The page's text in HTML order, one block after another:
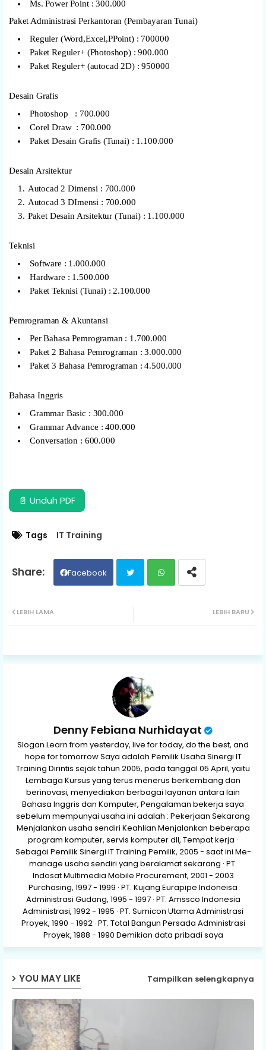
Ms. Power Point : 300.000
Paket Administrasi Perkantoran (Pembayaran Tunai)
Reguler (Word,Excel,PPoint) : 700000
Paket Reguler+ (Photoshop) : 900.000
Paket Reguler+ (autocad 2D) : 950000
Desain Grafis
Photoshop : 700.000
Corel Draw : 700.000
Paket Desain Grafis (Tunai) : 1.100.000
Desain Arsitektur
Autocad 2 Dimensi : 700.000
Autocad 3 DImensi : 700.000
Paket Desain Arsitektur (Tunai) : 1.100.000
Teknisi
Software : 1.000.000
Hardware : 1.500.000
Paket Teknisi (Tunai) : 2.100.000
Pemrograman & Akuntansi
Per Bahasa Pemrograman : 1.700.000
Paket 2 Bahasa Pemrograman : 3.000.000
Paket 3 Bahasa Pemrograman : 4.500.000
Bahasa Inggris
Grammar Basic : 300.000
Grammar Advance : 400.000
Conversation : 600.000
📄 Unduh PDF
Tags IT Training
Facebook
ap
LEBIH BARU
LEBIH LAMA
Denny Febiana Nurhidayat
Slogan Learn from yesterday, live for today, do the best, and
hope for tomorrow Saya adalah Pemilik Usaha Sinergi IT
Training Dirintis sejak tahun 2005, pada tanggal 05 April, yaitu
Lembaga Kursus yang terus menerus berkembang dan
berinovasi, menyediakan berbagai layanan antara lain
Bahasa Inggris dan Komputer, Pengalaman bekerja saya
sebelum mempunyai usaha ini adalah : Pekerjaan Sekarang
Menjalankan usaha sendiri Keahlian Menjalankan beberapa
program komputer, servis komputer dll, Tempat kerja ·
Sebagai Pemilik Sinergi IT Training Pemilik, 2005 - saat ini Me-
manage usaha sendiri yang beralamat sekarang · PT.
Indosat Multimedia Mobile Procurement, 2001 - 2003
Purchasing, 1997 - 1999 · PT. Kujang Eurapipe Indoneisa
Administrasi Gudang, 1995 - 1997 · PT. Amssco Indonesia
Administrasi, 1992 - 1995 · PT. Sumicon Utama Administrasi
Proyek, 1990 - 1992 · PT. Total Bangun Persada Administrasi
Proyek, 1988 - 1990 Demikian data pribadi saya
YOU MAY LIKE Tampilkan selengkapnya